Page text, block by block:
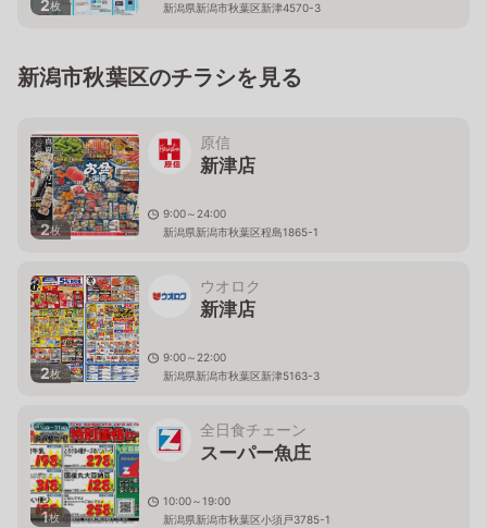
2枚
新潟県新潟市秋葉区新津4570-3
新潟市秋葉区のチラシを見る
2枚
原信
新津店
9:00～24:00
新潟県新潟市秋葉区程島1865-1
2枚
ウオロク
新津店
9:00～22:00
新潟県新潟市秋葉区新津5163-3
1枚
全日食チェーン
スーパー魚庄
10:00～19:00
新潟県新潟市秋葉区小須戸3785-1